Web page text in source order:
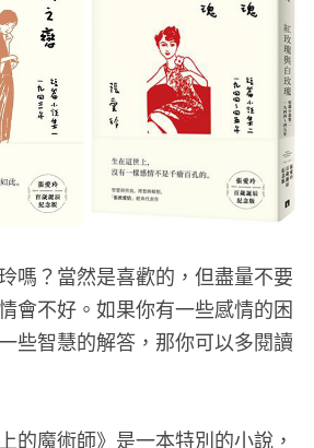
嗎？當然是喜歡的，但盡量不要
會不好。如果你有一些感情的困
些智慧的解答，那你可以多閱讀
的魔術師》是一本特別的小說，